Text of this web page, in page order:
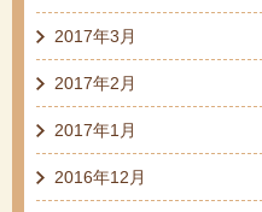
2017年3月
2017年2月
2017年1月
2016年12月